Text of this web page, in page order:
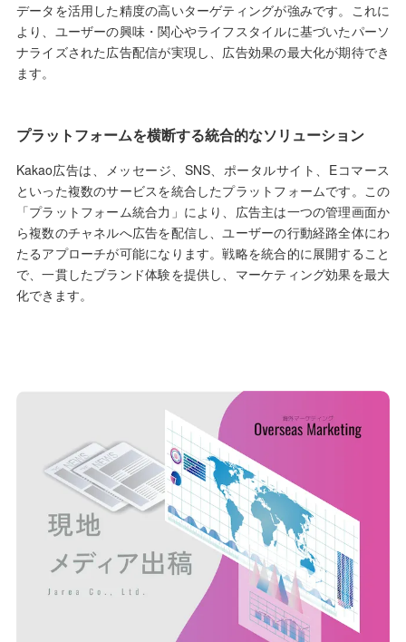
データを活用した精度の高いターゲティングが強みです。これに
より、ユーザーの興味・関心やライフスタイルに基づいたパーソ
ナライズされた広告配信が実現し、広告効果の最大化が期待でき
ます。
プラットフォームを横断する統合的なソリューション
Kakao広告は、メッセージ、SNS、ポータルサイト、Eコマース
といった複数のサービスを統合したプラットフォームです。この
「プラットフォーム統合力」により、広告主は一つの管理画面か
ら複数のチャネルへ広告を配信し、ユーザーの行動経路全体にわ
たるアプローチが可能になります。戦略を統合的に展開すること
で、一貫したブランド体験を提供し、マーケティング効果を最大
化できます。